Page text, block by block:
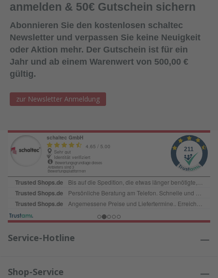
anmelden & 50€ Gutschein sichern
Abonnieren Sie den kostenlosen schaltec
Newsletter und verpassen Sie keine Neuigkeit
oder Aktion mehr. Der Gutschein ist für ein
Jahr und ab einem Warenwert von 500,00 €
gültig.
zur Newsletter Anmeldung
Service-Hotline
Shop-Service